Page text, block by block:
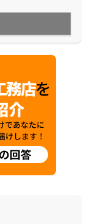
も確認を行うこ
気の流れなどを
や風を感じ、自
てくれます。細
デルハウスは一